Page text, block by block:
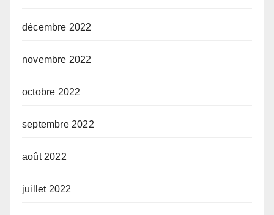
décembre 2022
novembre 2022
octobre 2022
septembre 2022
août 2022
juillet 2022